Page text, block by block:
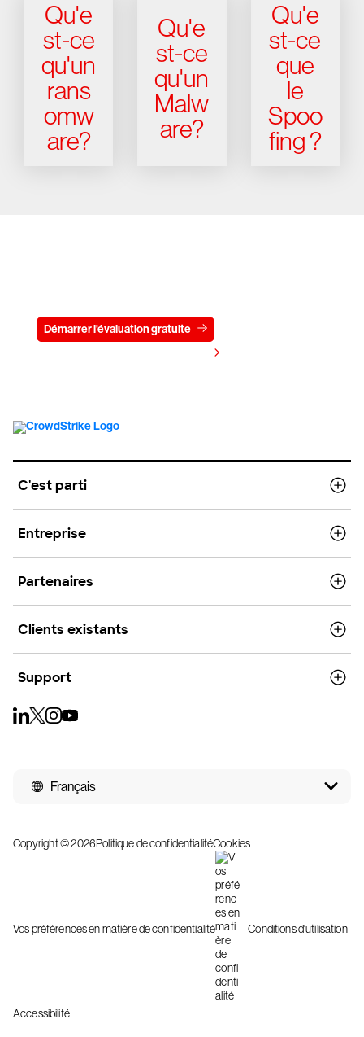
Qu'e
st-ce
qu'un
rans
omw
are?
Qu'e
st-ce
qu'un
Malw
are?
Qu'e
st-ce
que
le
Spoo
fing ?
Démarrer l'évaluation gratuite
C'est parti
Entreprise
Partenaires
Clients existants
Support
Français
Copyright © 2026Politique de confidentialitéCookies
Vos préférences en matière de confidentialité Conditions d'utilisation
Accessibilité